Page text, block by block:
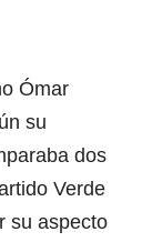
Ómar
su
dos
Verde
su aspecto